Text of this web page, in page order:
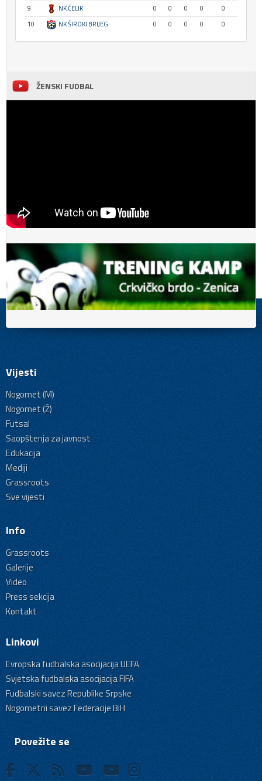
9
NK ČELIK 0 0 0 0
0
10
NK ŠIROKI BRIJEG 0 0 0 0 0
ŽENSKI FUDBAL
Vijesti
Nogomet (M)
Nogomet (Ž)
Futsal
Saopštenja za javnost
Edukacija
Mediji
Grassroots
Sve vijesti
Info
Grassroots
Galerije
Video
Press sekcija
Kontakt
Linkovi
Evropska fudbalska asocijacija UEFA
Svjetska fudbalska asocijacija FIFA
Fudbalski savez Republike Srpske
Nogometni savez Federacije BiH
Povežite se